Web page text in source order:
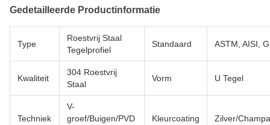
Gedetailleerde Productinformatie
Type
Roestvrij Staal
Tegelprofiel
Standaard ASTM, AISI,
Kwaliteit
304 Roestvrij
Staal
Vorm U Tegel
Techniek
V-
groef/Buigen/PVD
Kleurcoating Zilver/